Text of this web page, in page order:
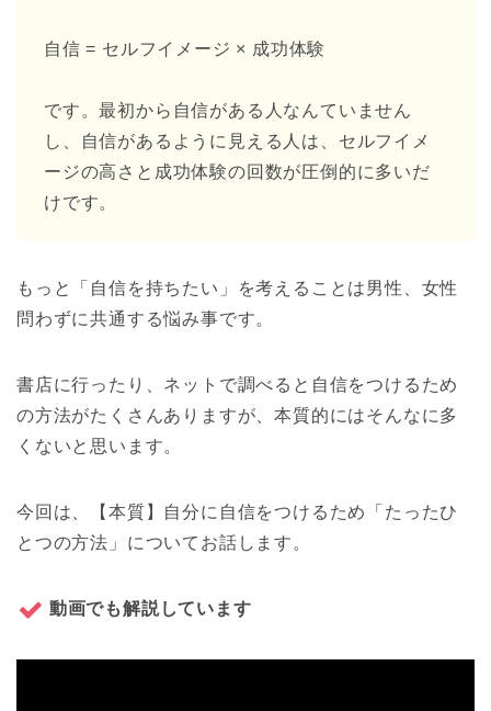
自信 = セルフイメージ × 成功体験
です。最初から自信がある人なんていません
し、自信があるように見える人は、セルフイメ
ージの高さと成功体験の回数が圧倒的に多いだ
けです。
もっと「自信を持ちたい」を考えることは男性、女性
問わずに共通する悩み事です。
書店に行ったり、ネットで調べると自信をつけるため
の方法がたくさんありますが、本質的にはそんなに多
くないと思います。
今回は、【本質】自分に自信をつけるため「たったひ
とつの方法」についてお話します。
動画でも解説しています